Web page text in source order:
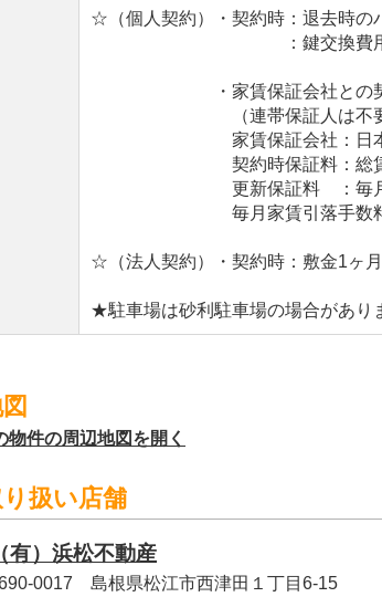
☆（個人契約）・契約時：退去時
：鍵交換費用：
・家賃保証会社との契約
（連帯保証人は不要です
家賃保証会社：日本セー
契約時保証料：総賃料50
更新保証料 ：毎月
毎月家賃引落手数料：
☆（法人契約）・契約時：敷金1ヶ
★駐車場は砂利駐車場の場合があり
物件の周辺地図を開く
扱い店舗
（有）浜松不動産
0017 島根県松江市西津田１丁目6-15